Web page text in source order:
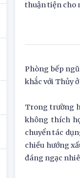
thuận tiện cho
Phòng bếp
khắc với Thủy
Trong trường
không thích
chuyển tác
chiều hướng
đáng ngạc